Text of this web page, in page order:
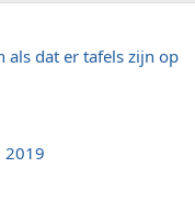
als dat er tafels zijn op
2019